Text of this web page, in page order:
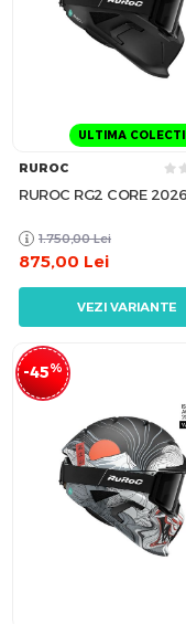
ULTIMA
RUROC
RUROC RG2 CORE 2026
1.750,00 Lei
875,00 Lei
VEZI VARIANTE
-45%